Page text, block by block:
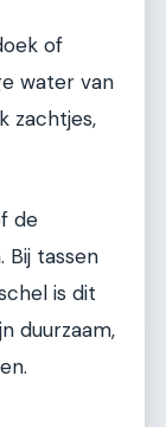
of
water van
zachtjes,
de
Bij tassen
is dit
duurzaam,